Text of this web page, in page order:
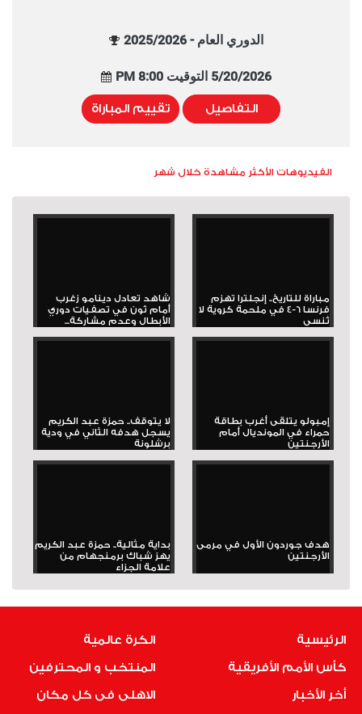
الدوري العام - 2025/2026
5/20/2026 التوقيت 8:00 PM
التفاصيل تقييم المباراة
الفيديوهات الأكثر مشاهدة خلال شهر
مباراة للتاريخ.. إنجلترا تهزم
فرنسا 6-4 في ملحمة كروية لا
تُنسى
شاهد تعادل دينامو زغرب
أمام ثون في تصفيات دوري
الأبطال وعدم مشاركة...
إمبولو يتلقى أغرب بطاقة
حمراء في المونديال أمام
الأرجنتين
لا يتوقف.. حمزة عبد الكريم
يسجل هدفه الثاني في ودية
برشلونة
هدف جوردون الأول في مرمى
الأرجنتين
بداية مثالية.. حمزة عبد الكريم
يهز شباك برمنجهام من
علامة الجزاء
الرئيسية
كأس الأمم الأفريقية
أخر الأخبار
الكرة عالمية
المنتخب و المحترفين
الاهلى فى كل مكان